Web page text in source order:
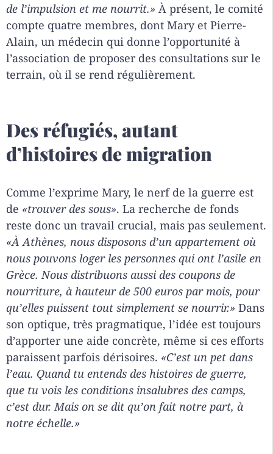
de l’impulsion et me nourrit.» À présent, le comité
compte quatre membres, dont Mary et Pierre-
Alain, un médecin qui donne l’opportunité à
l’association de proposer des consultations sur le
terrain, où il se rend régulièrement.
Des réfugiés, autant
d’histoires de migration
Comme l’exprime Mary, le nerf de la guerre est
de «trouver des sous». La recherche de fonds
reste donc un travail crucial, mais pas seulement.
«À Athènes, nous disposons d’un appartement où
nous pouvons loger les personnes qui ont l’asile en
Grèce. Nous distribuons aussi des coupons de
nourriture, à hauteur de 500 euros par mois, pour
qu’elles puissent tout simplement se nourrir.» Dans
son optique, très pragmatique, l’idée est toujours
d’apporter une aide concrète, même si ces efforts
paraissent parfois dérisoires. «C’est un pet dans
l’eau. Quand tu entends des histoires de guerre,
que tu vois les conditions insalubres des camps,
c’est dur. Mais on se dit qu’on fait notre part, à
notre échelle.»